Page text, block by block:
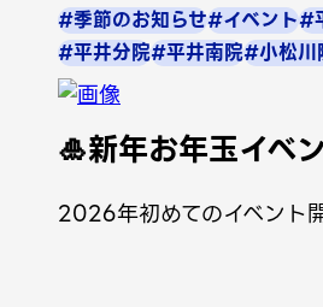
#季節のお知らせ#イベント#
#平井分院#平井南院#小松川
🎍新年お年玉イベ
2026年初めてのイベント